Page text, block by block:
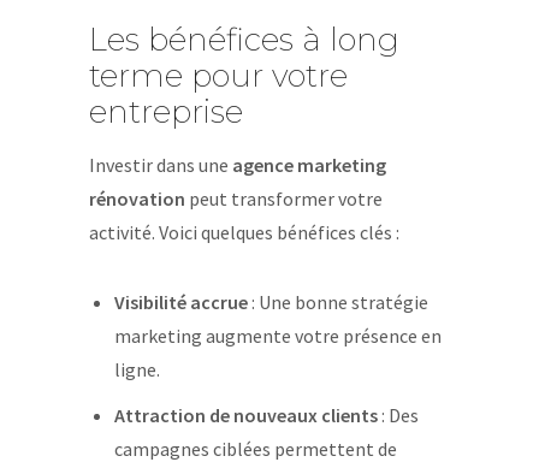
Les bénéfices à long
terme pour votre
entreprise
Investir dans une agence marketing
rénovation peut transformer votre
activité. Voici quelques bénéfices clés :
Visibilité accrue: Une bonne stratégie
marketing augmente votre présence en
ligne.
Attraction de nouveaux clients: Des
campagnes ciblées permettent de